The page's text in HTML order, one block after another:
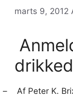
marts 9, 2012
– Af Peter K.